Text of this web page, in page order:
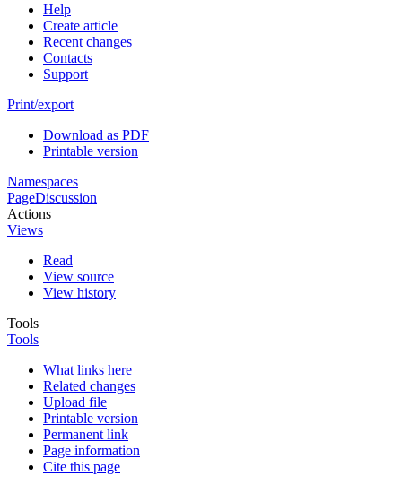
Help
Create article
Recent changes
Contacts
Support
Print/export
Download as PDF
Printable version
Namespaces
PageDiscussion
Actions
Views
Read
View source
View history
Tools
Tools
What links here
Related changes
Upload file
Printable version
Permanent link
Page information
Cite this page